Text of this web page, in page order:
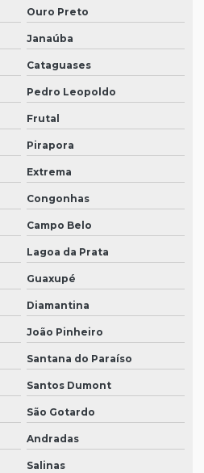
Ouro Preto
Janaúba
Cataguases
Pedro Leopoldo
Frutal
Pirapora
Extrema
Congonhas
Campo Belo
Lagoa da Prata
Guaxupé
Diamantina
João Pinheiro
Santana do Paraíso
Santos Dumont
São Gotardo
Andradas
Salinas